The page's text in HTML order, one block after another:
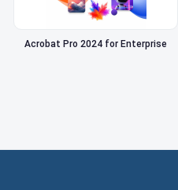
Acrobat Pro 2024 for Enterprise